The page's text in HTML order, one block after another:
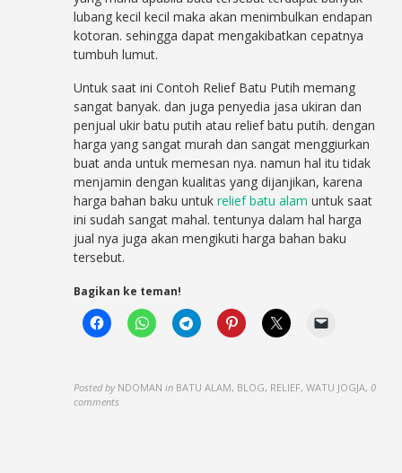
lubang kecil kecil maka akan menimbulkan endapan
kotoran. sehingga dapat mengakibatkan cepatnya
tumbuh lumut.
Untuk saat ini Contoh Relief Batu Putih memang
sangat banyak. dan juga penyedia jasa ukiran dan
penjual ukir batu putih atau relief batu putih. dengan
harga yang sangat murah dan sangat menggiurkan
buat anda untuk memesan nya. namun hal itu tidak
menjamin dengan kualitas yang dijanjikan, karena
harga bahan baku untukrelief batu alam untuk saat
ini sudah sangat mahal. tentunya dalam hal harga
jual nya juga akan mengikuti harga bahan baku
tersebut.
Bagikan ke teman!
Posted by NDOMAN in BATU ALAM, BLOG, RELIEF, WATU JOGJA,0
comments